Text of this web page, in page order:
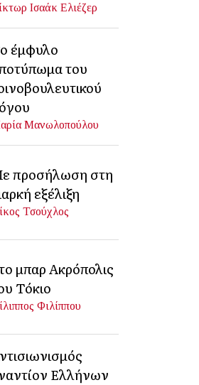
Ισαάκ Ελιέζερ
έμφυλο
του
Μανωλοπούλου
προσήλωση στη
εξέλιξη
Τσούχλος
μπαρ Ακρόπολις
Τόκιο
Φιλίππου
Ελλήνων